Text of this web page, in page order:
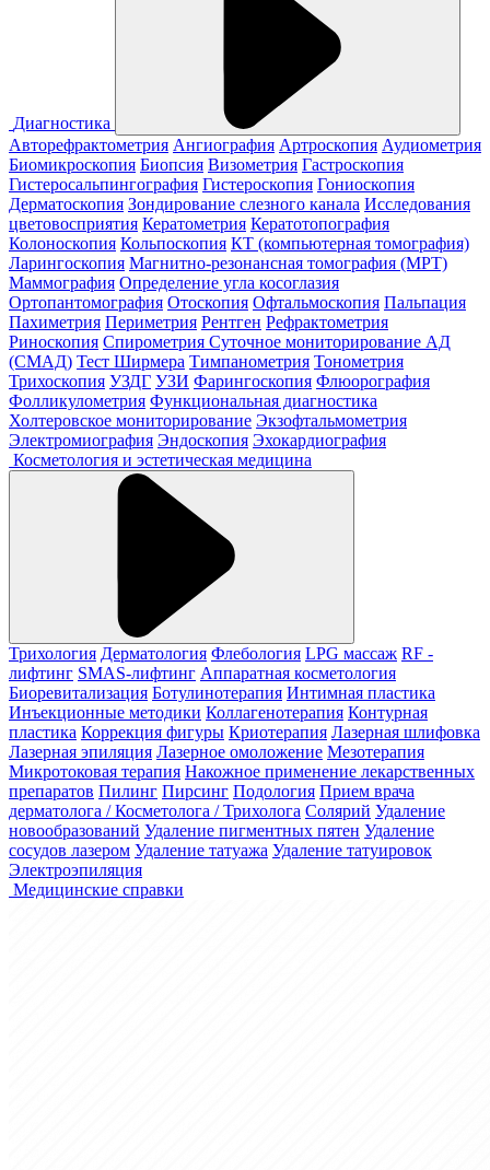
Диагностика
Авторефрактометрия Ангиография Артроскопия Аудиометрия
Биомикроскопия Биопсия Визометрия Гастроскопия
Гистеросальпингография Гистероскопия Гониоскопия
Дерматоскопия Зондирование слезного канала Исследования
цветовосприятия Кератометрия Кератотопография
Колоноскопия Кольпоскопия КТ (компьютерная томография)
Ларингоскопия Магнитно-резонансная томография (МРТ)
Маммография Определение угла косоглазия
Ортопантомография Отоскопия Офтальмоскопия Пальпация
Пахиметрия Периметрия Рентген Рефрактометрия
Риноскопия Спирометрия Суточное мониторирование АД
(СМАД) Тест Ширмера Тимпанометрия Тонометрия
Трихоскопия УЗДГ УЗИ Фарингоскопия Флюорография
Фолликулометрия Функциональная диагностика
Холтеровское мониторирование Экзофтальмометрия
Электромиография Эндоскопия Эхокардиография
Косметология и эстетическая медицина
Трихология Дерматология Флебология LPG массаж RF -
лифтинг SMAS-лифтинг Аппаратная косметология
Биоревитализация Ботулинотерапия Интимная пластика
Инъекционные методики Коллагенотерапия Контурная
пластика Коррекция фигуры Криотерапия Лазерная шлифовка
Лазерная эпиляция Лазерное омоложение Мезотерапия
Микротоковая терапия Накожное применение лекарственных
препаратов Пилинг Пирсинг Подология Прием врача
дерматолога / Косметолога / Трихолога Солярий Удаление
новообразований Удаление пигментных пятен Удаление
сосудов лазером Удаление татуажа Удаление татуировок
Электроэпиляция
Медицинские справки